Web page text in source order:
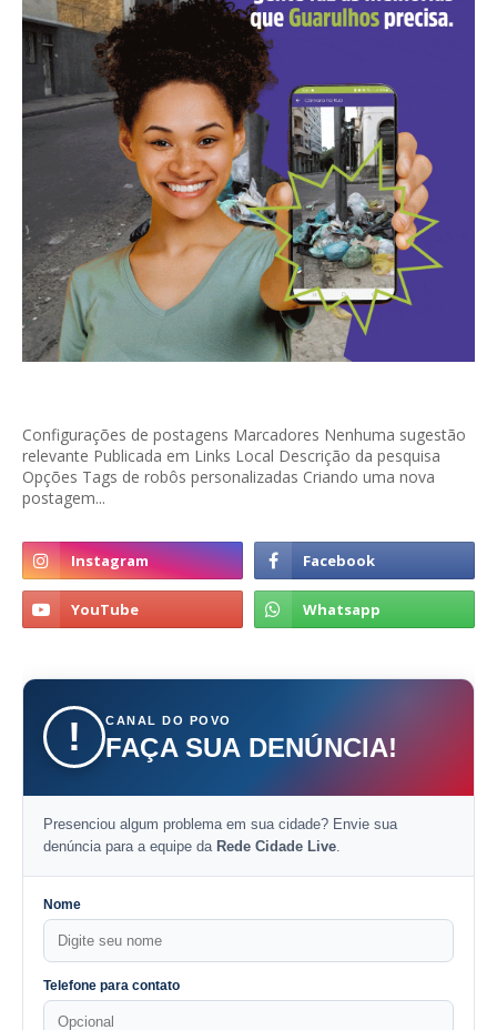
Configurações de postagens Marcadores Nenhuma sugestão
relevante Publicada em Links Local Descrição da pesquisa
Opções Tags de robôs personalizadas Criando uma nova
postagem...
! CANAL DO POVO
FAÇA SUA DENÚNCIA!
Presenciou algum problema em sua cidade? Envie sua
denúncia para a equipe da Rede Cidade Live
Nome
Telefone para contato